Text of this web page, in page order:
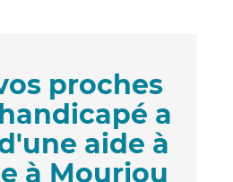
proches
a
aide à
à Mourjou